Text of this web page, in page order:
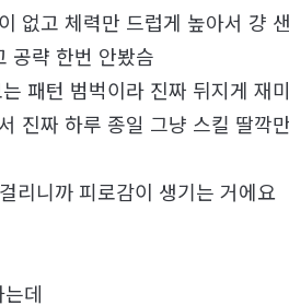
없고 체력만 드럽게 높아서 걍
공략 한번 안봤슴
패턴 범벅이라 진짜 뒤지게 재
진짜 하루 종일 그냥 스킬 딸깍
리니까 피로감이 생기는 거에요
데